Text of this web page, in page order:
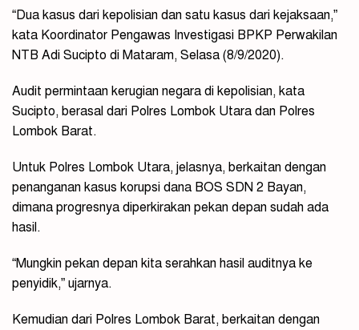
“Dua kasus dari kepolisian dan satu kasus dari kejaksaan,”
kata Koordinator Pengawas Investigasi BPKP Perwakilan
NTB Adi Sucipto di Mataram, Selasa (8/9/2020).
Audit permintaan kerugian negara di kepolisian, kata
Sucipto, berasal dari Polres Lombok Utara dan Polres
Lombok Barat.
Untuk Polres Lombok Utara, jelasnya, berkaitan dengan
penanganan kasus korupsi dana BOS SDN 2 Bayan,
dimana progresnya diperkirakan pekan depan sudah ada
hasil.
“Mungkin pekan depan kita serahkan hasil auditnya ke
penyidik,” ujarnya.
Kemudian dari Polres Lombok Barat, berkaitan dengan